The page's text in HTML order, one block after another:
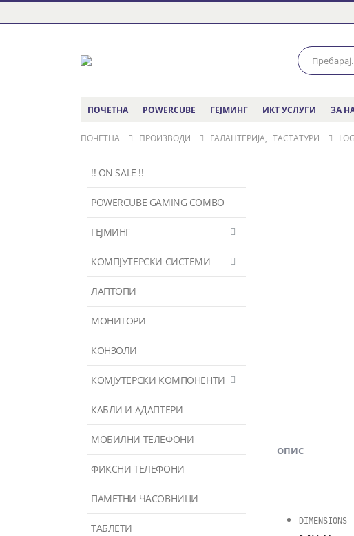
ПОЧЕТНА POWERCUBE ГЕЈМИНГ ИКТ УСЛУГИ ЗА
ПОЧЕТНА ПРОИЗВОДИ ГАЛАНТЕРИЈА, ТАСТАТУРИ
ОПИС
DIMENSIONS
!! ON SALE !!
POWERCUBE GAMING COMBO
ГЕЈМИНГ
КОМПЈУТЕРСКИ СИСТЕМИ
ЛАПТОПИ
МОНИТОРИ
КОНЗОЛИ
КОМЈУТЕРСКИ КОМПОНЕНТИ
КАБЛИ И АДАПТЕРИ
МОБИЛНИ ТЕЛЕФОНИ
ФИКСНИ ТЕЛЕФОНИ
ПАМЕТНИ ЧАСОВНИЦИ
ТАБЛЕТИ